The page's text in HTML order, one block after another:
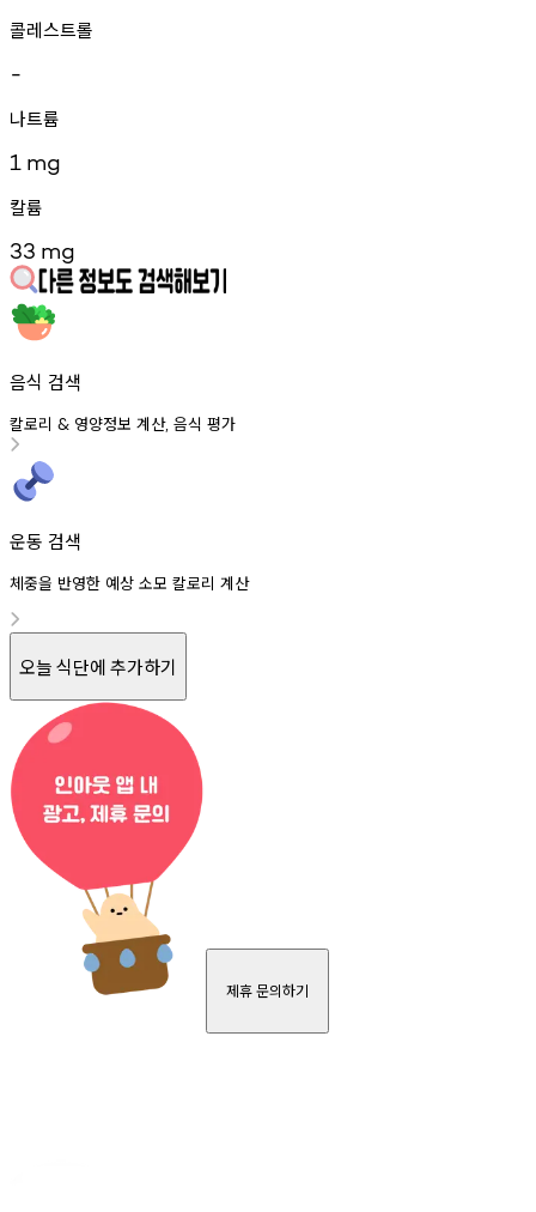
콜레스트롤
-
나트륨
1 mg
칼륨
33 mg
음식 검색
칼로리 & 영양정보 계산, 음식 평가
운동 검색
체중을 반영한 예상 소모 칼로리 계산
오늘 식단에 추가하기
제휴 문의하기